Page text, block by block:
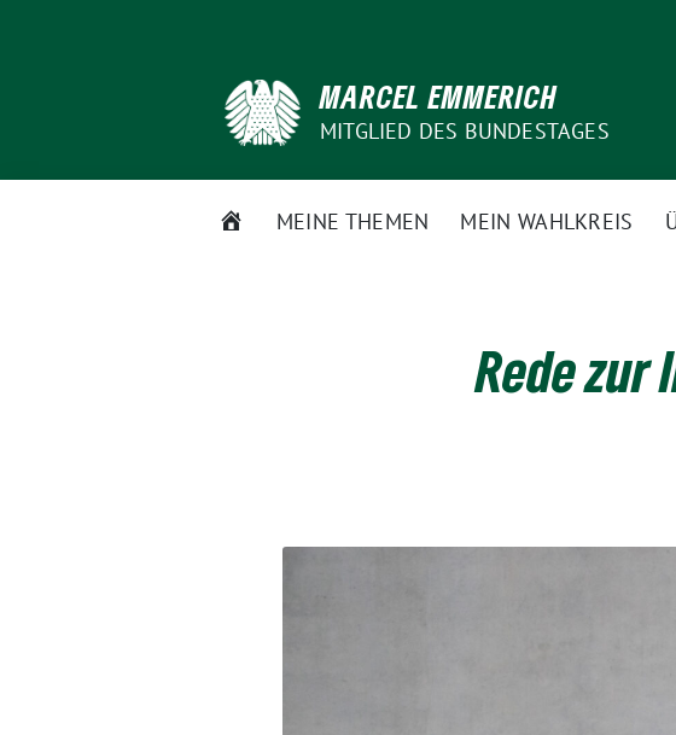
MARCEL EMMERICH
MITGLIED DES BUNDESTAGES
STARTSEITE
MEINE THEMEN MEIN WAHLKREIS
Rede zur